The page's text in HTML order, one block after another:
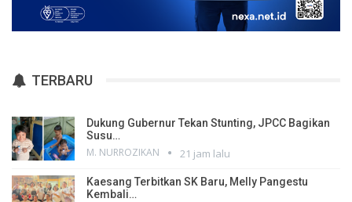
TERBARU
Dukung Gubernur Tekan Stunting, JPCC Bagikan
Susu…
M. NURROZIKAN 21 jam lalu
Kaesang Terbitkan SK Baru, Melly Pangestu
Kembali…